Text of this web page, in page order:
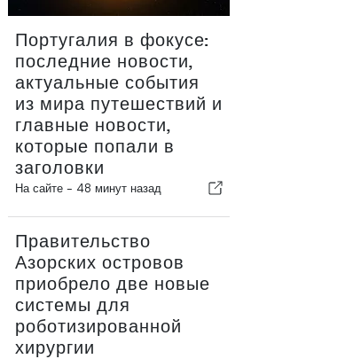
Португалия в фокусе:
последние новости,
актуальные события
из мира путешествий и
главные новости,
которые попали в
заголовки
На сайте - 48 минут назад
Правительство
Азорских островов
приобрело две новые
системы для
роботизированной
хирургии